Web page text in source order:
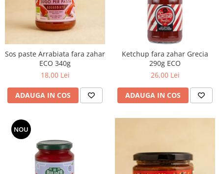
Sos paste Arrabiata fara zahar
ECO 340g
18,00 Lei
ADAUGA IN COS
Ketchup fara zahar Grecia
290g ECO
26,00 Lei
ADAUGA IN COS
NOU